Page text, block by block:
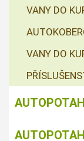
VANY DO
VANY DO